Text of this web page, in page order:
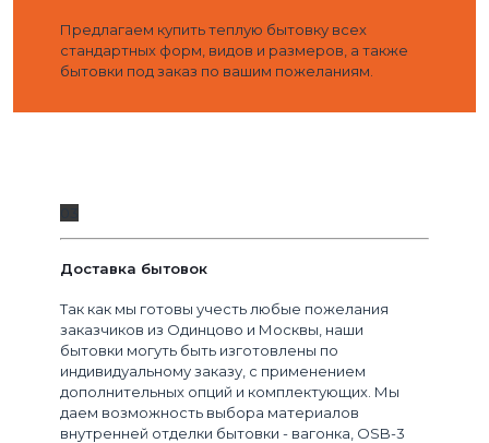
Предлагаем купить теплую бытовку всех
стандартных форм, видов и размеров, а также
бытовки под заказ по вашим пожеланиям.
Доставка бытовок
Так как мы готовы учесть любые пожелания
заказчиков из Одинцово и Москвы, наши
бытовки могуть быть изготовлены по
индивидуальному заказу, с применением
дополнительных опций и комплектующих. Мы
даем возможность выбора материалов
внутренней отделки бытовки - вагонка, OSB-3